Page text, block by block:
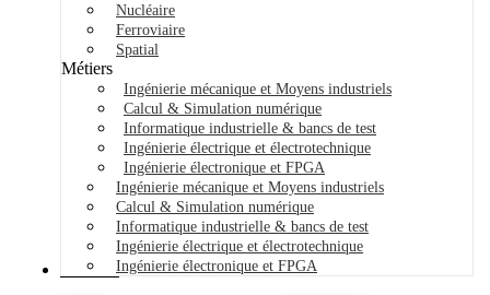
Nucléaire
Ferroviaire
Spatial
Métiers
Ingénierie mécanique et Moyens industriels
Calcul & Simulation numérique
Informatique industrielle & bancs de test
Ingénierie électrique et électrotechnique
Ingénierie électronique et FPGA
Ingénierie mécanique et Moyens industriels
Calcul & Simulation numérique
Informatique industrielle & bancs de test
Ingénierie électrique et électrotechnique
Ingénierie électronique et FPGA
Services